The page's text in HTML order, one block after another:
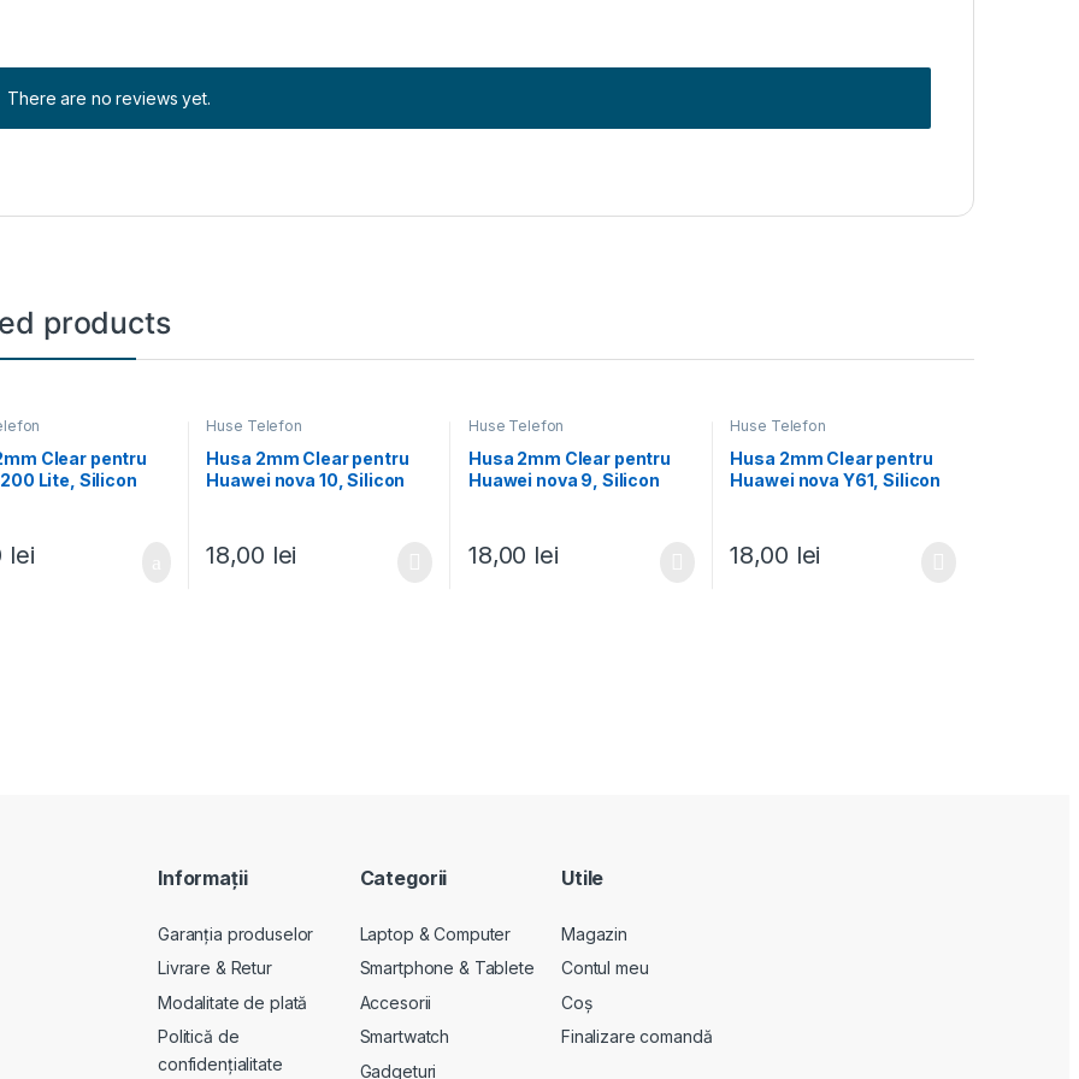
There are no reviews yet.
products
Clear pentru
Lite, Silicon
lei
Huse Telefon
Husa 2mm Clear pentru
Huawei nova 10, Silicon
18,00 lei
Huse Telefon
Husa 2mm Clear pentru
Huawei nova 9, Silicon
18,00 lei
Huse Telefon
Husa 2mm Clear pentru
Huawei nova Y61, Silicon
18,00 lei
Informații
Garanția produselor
Livrare & Retur
Modalitate de plată
Politică de
confidențialitate
Categorii
Laptop & Computer
Smartphone & Tablete
Accesorii
Smartwatch
Gadgeturi
Utile
Magazin
Contul meu
Coș
Finalizare comandă